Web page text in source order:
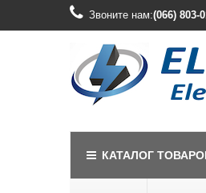
Звоните нам:(066) 803-
КАТАЛОГ